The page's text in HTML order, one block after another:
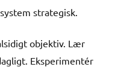
strategisk.
objektiv. Lær
Eksperimentér